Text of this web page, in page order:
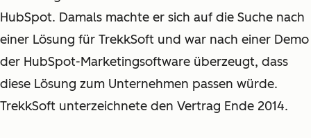
HubSpot. Damals machte er sich auf die Suche nach
einer Lösung für TrekkSoft und war nach einer Demo
der HubSpot-Marketingsoftware überzeugt, dass
diese Lösung zum Unternehmen passen würde.
TrekkSoft unterzeichnete den Vertrag Ende 2014.